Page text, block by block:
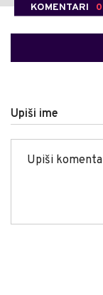
KOMENTARI 0
Upiši ime